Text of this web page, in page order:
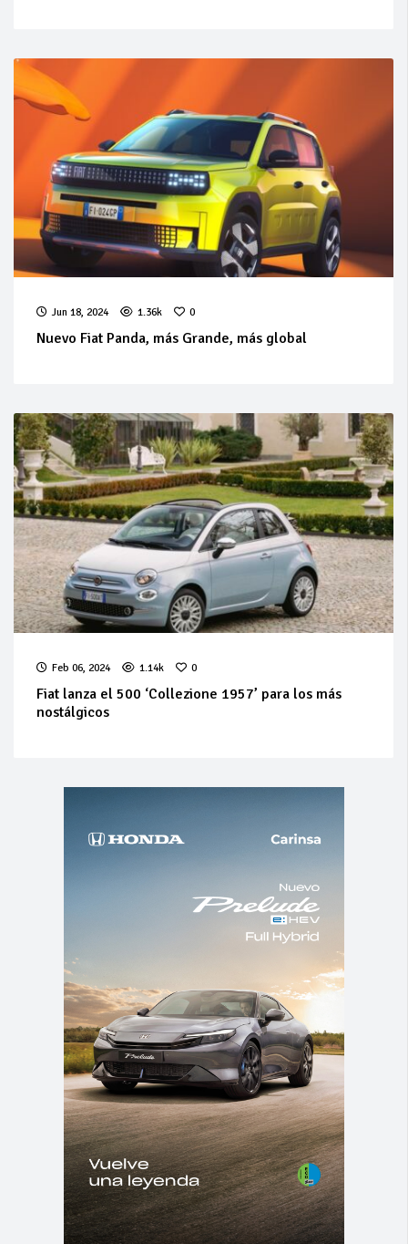
Jun 18, 2024 1.36k 0
Nuevo Fiat Panda, más Grande, más global
Feb 06, 2024 1.14k 0
Fiat lanza el 500 ‘Collezione 1957’ para los más
nostálgicos